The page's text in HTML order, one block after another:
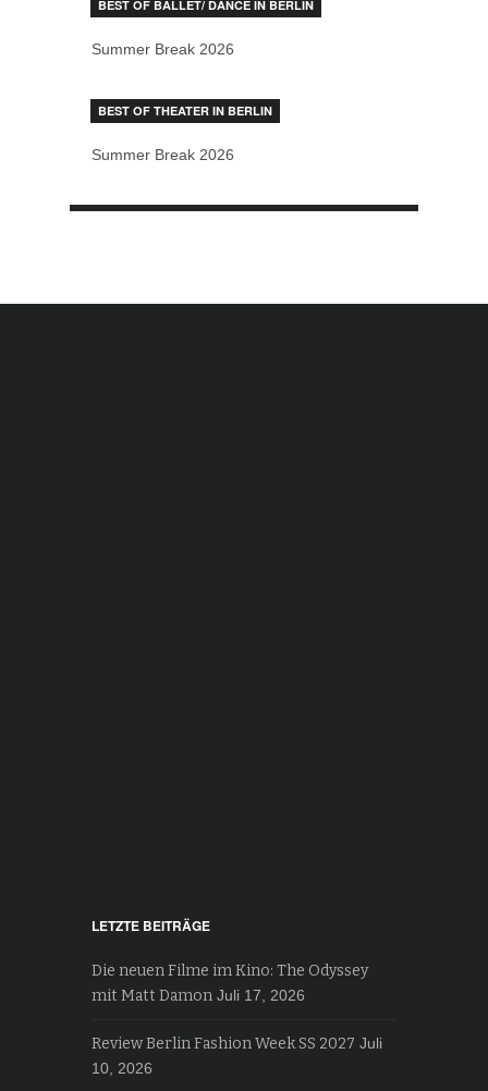
BEST OF BALLET/ DANCE IN BERLIN
Summer Break 2026
BEST OF THEATER IN BERLIN
Summer Break 2026
LETZTE BEITRÄGE
Die neuen Filme im Kino: The Odyssey
mit Matt Damon Juli 17, 2026
Review Berlin Fashion Week SS 2027 Juli
10, 2026